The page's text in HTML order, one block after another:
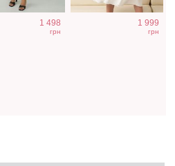
1 498
грн
1 999
грн